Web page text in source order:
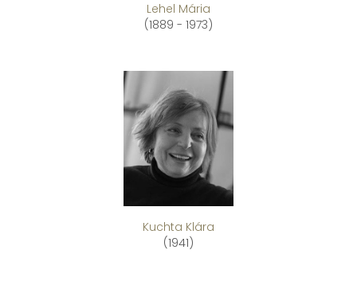
Lehel Mária
(1889 - 1973)
Kuchta Klára
(1941)